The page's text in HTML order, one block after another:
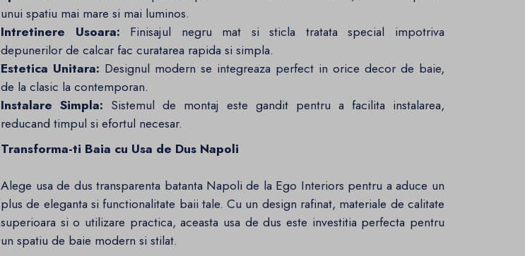
unui spatiu mai mare si mai luminos.
Intretinere Usoara: Finisajul negru mat si sticla tratata special impotriva
depunerilor de calcar fac curatarea rapida si simpla.
Estetica Unitara: Designul modern se integreaza perfect in orice decor de baie,
de la clasic la contemporan.
Instalare Simpla: Sistemul de montaj este gandit pentru a facilita instalarea,
reducand timpul si efortul necesar.
Transforma-ti Baia cu Usa de Dus Napoli
Alege usa de dus transparenta batanta Napoli de la Ego Interiors pentru a aduce un
plus de eleganta si functionalitate baii tale. Cu un design rafinat, materiale de calitate
superioara si o utilizare practica, aceasta usa de dus este investitia perfecta pentru
un spatiu de baie modern si stilat.